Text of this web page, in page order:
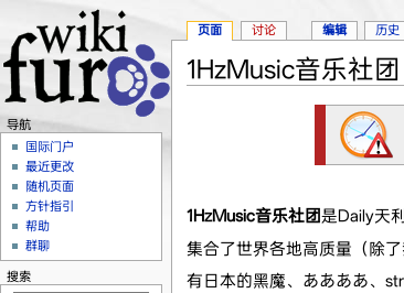
1HzMusic音乐社团
1HzMusic音乐社团是Daily天
集合了世界各地高质量（除了
有日本的黑魔、ああああ、
页面 讨论 编辑 历史
导航
国际门户
最近更改
随机页面
方针指引
帮助
群聊
搜索